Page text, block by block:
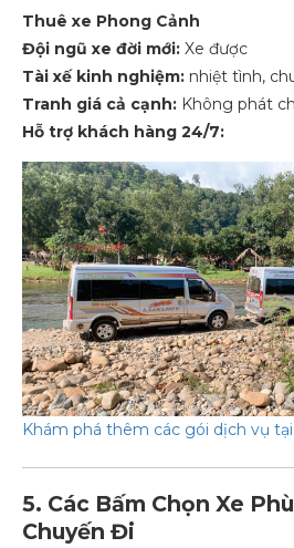
Thuê xe Phong Cảnh
Đội ngũ xe đời mới: Xe được
Tài xế kinh nghiệm: nhiệt tình,
Tranh giá cả cạnh: Không phát
Hỗ trợ khách hàng 24/7:
Khám phá thêm các gói dịch vụ tại
5. Các Bấm Chọn Xe
Chuyến Đi